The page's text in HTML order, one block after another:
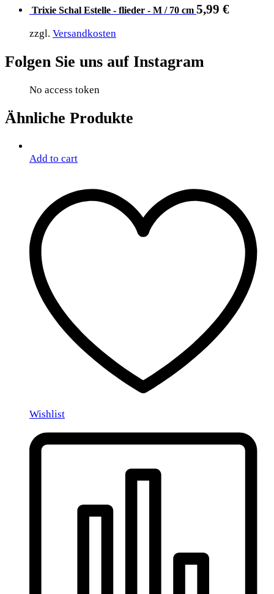
Trixie Schal Estelle - flieder - M / 70 cm 5,99 €
zzgl. Versandkosten
Folgen Sie uns auf Instagram
No access token
Ähnliche Produkte
Add to cart
Wishlist